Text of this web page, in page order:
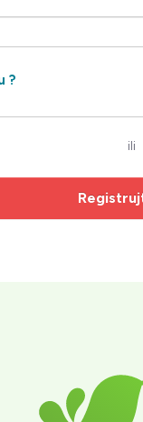
?
ili